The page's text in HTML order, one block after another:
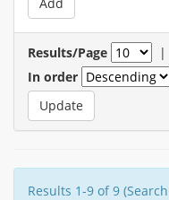
Results/Page |
In order
Results 1-9 of 9